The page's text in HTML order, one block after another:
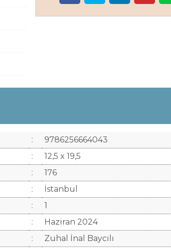
:
9786256664043
:
12,5 x 19,5
:
176
:
İstanbul
:
1
:
Haziran 2024
:
Zuhal İnal Baycılı